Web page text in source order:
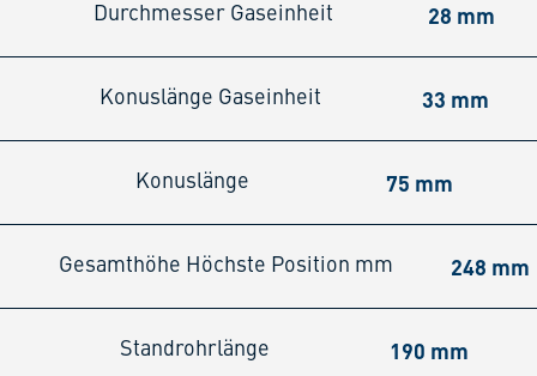
Durchmesser Gaseinheit 28 mm
Konuslänge Gaseinheit 33 mm
Konuslänge 75 mm
Gesamthöhe Höchste Position mm 248 mm
Standrohrlänge 190 mm